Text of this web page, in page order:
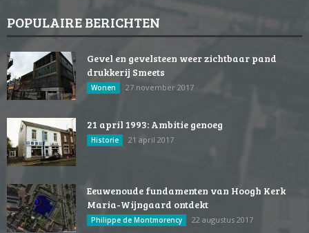
POPULAIRE BERICHTEN
Gevel en gevelsteen weer zichtbaar pand
drukkerij Smeets
Wonen 27 november 2017
21 april 1993: Ambitie genoeg
Historie 21 april 2017
Eeuwenoude fundamenten van Hoogh Kerk
Maria-Wijngaard ontdekt
Philippe de Montmorency 22 augustus 2017